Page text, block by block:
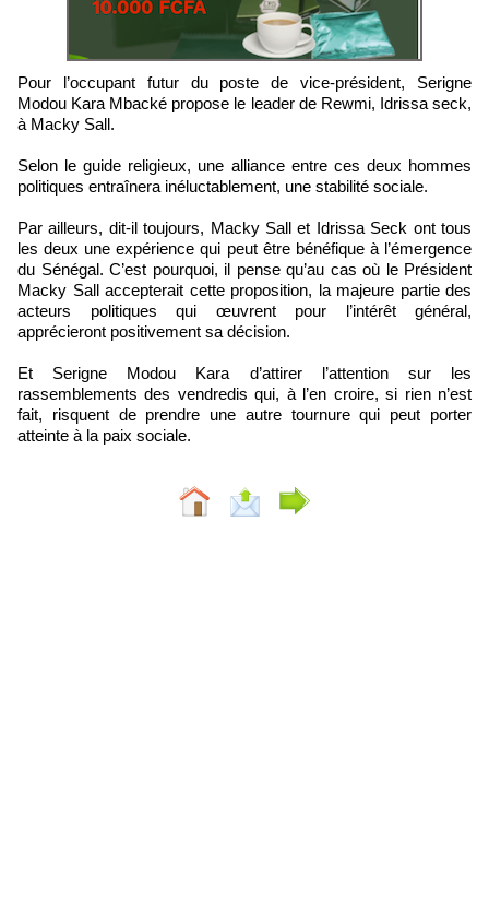
Pour l’occupant futur du poste de vice-président, Serigne
Modou Kara Mbacké propose le leader de Rewmi, Idrissa seck,
à Macky Sall.
Selon le guide religieux, une alliance entre ces deux hommes
politiques entraînera inéluctablement, une stabilité sociale.
Par ailleurs, dit-il toujours, Macky Sall et Idrissa Seck ont tous
les deux une expérience qui peut être bénéfique à l’émergence
du Sénégal. C’est pourquoi, il pense qu’au cas où le Président
Macky Sall accepterait cette proposition, la majeure partie des
acteurs politiques qui œuvrent pour l’intérêt général,
apprécieront positivement sa décision.
Et Serigne Modou Kara d’attirer l’attention sur les
rassemblements des vendredis qui, à l’en croire, si rien n’est
fait, risquent de prendre une autre tournure qui peut porter
atteinte à la paix sociale.